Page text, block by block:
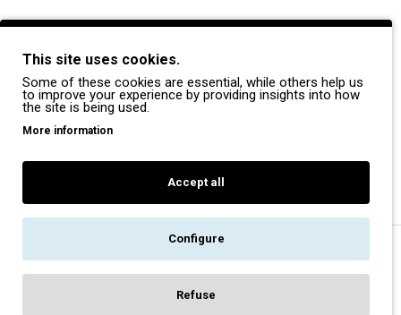
BRANDS
Payper
Dike
Coverguard
Portwest
Exena
This site uses cookies.
Some of these cookies are essential, while others help us
to improve your experience by providing insights into how
the site is being used.
More information
Accept all
Configure
Refuse